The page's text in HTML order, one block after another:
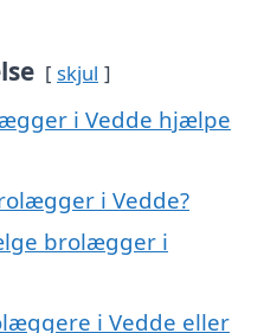
skjul
i Vedde hjælpe
i Vedde?
brolægger i
i Vedde eller